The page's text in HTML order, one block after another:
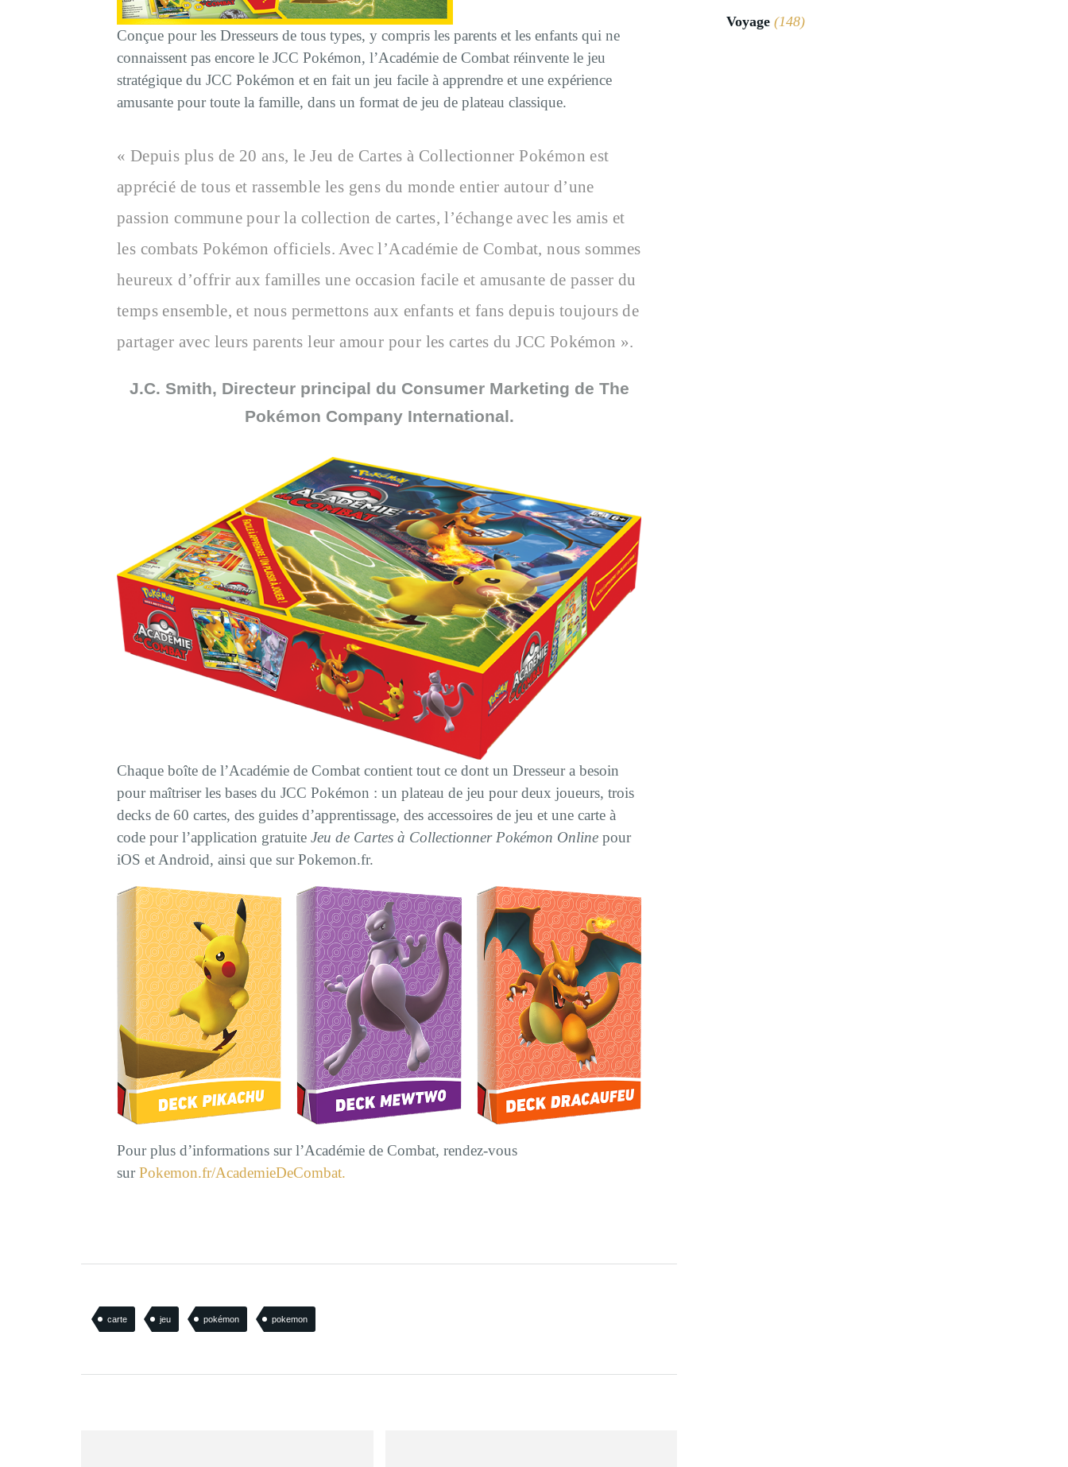
Conçue pour les Dresseurs de tous types, y compris les parents et les enfants qui ne
connaissent pas encore le JCC Pokémon, l’Académie de Combat réinvente le jeu
stratégique du JCC Pokémon et en fait un jeu facile à apprendre et une expérience
amusante pour toute la famille, dans un format de jeu de plateau classique.
« Depuis plus de 20 ans, le Jeu de Cartes à Collectionner Pokémon est
apprécié de tous et rassemble les gens du monde entier autour d’une
passion commune pour la collection de cartes, l’échange avec les amis et
les combats Pokémon officiels. Avec l’Académie de Combat, nous sommes
heureux d’offrir aux familles une occasion facile et amusante de passer du
temps ensemble, et nous permettons aux enfants et fans depuis toujours de
partager avec leurs parents leur amour pour les cartes du JCC Pokémon ».
J.C. Smith, Directeur principal du Consumer Marketing de The
Pokémon Company International.
Chaque boîte de l’Académie de Combat contient tout ce dont un Dresseur a besoin
pour maîtriser les bases du JCC Pokémon : un plateau de jeu pour deux joueurs, trois
decks de 60 cartes, des guides d’apprentissage, des accessoires de jeu et une carte à
code pour l’application gratuite Jeu de Cartes à Collectionner Pokémon Online pour
iOS et Android, ainsi que sur Pokemon.fr.
Pour plus d’informations sur l’Académie de Combat, rendez-vous
surPokemon.fr/AcademieDeCombat.
carte jeu pokémon pokemon
Voyage (148)